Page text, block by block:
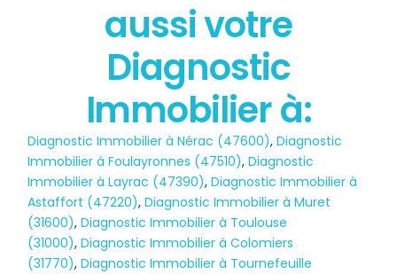
État des risques
POLLUTION
aussi votre
Diagnostic
Immobilier à:
Diagnostic Immobilier à Nérac (47600),Diagnostic
Immobilier à Foulayronnes (47510),Diagnostic
Immobilier à Layrac (47390),Diagnostic Immobilier à
Astaffort (47220),Diagnostic Immobilier à Muret
(31600),Diagnostic Immobilier à Toulouse
(31000),Diagnostic Immobilier à Colomiers
(31770),Diagnostic Immobilier à Tournefeuille